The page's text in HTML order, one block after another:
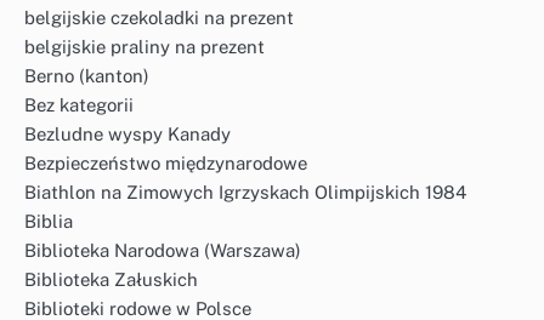
belgijskie czekoladki na prezent
belgijskie praliny na prezent
Berno (kanton)
Bez kategorii
Bezludne wyspy Kanady
Bezpieczeństwo międzynarodowe
Biathlon na Zimowych Igrzyskach Olimpijskich 1984
Biblia
Biblioteka Narodowa (Warszawa)
Biblioteka Załuskich
Biblioteki rodowe w Polsce